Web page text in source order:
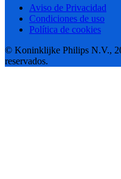
Aviso de Privacidad
Condiciones de uso
Política de cookies
© Koninklijke Philips N.V.,
reservados.